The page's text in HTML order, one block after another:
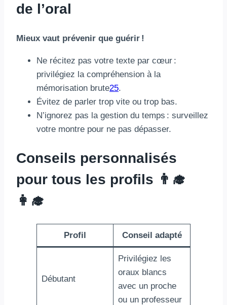
de l’oral
Mieux vaut prévenir que guérir !
Ne récitez pas votre texte par cœur :
privilégiez la compréhension à la
mémorisation brute25.
Évitez de parler trop vite ou trop bas.
N’ignorez pas la gestion du temps : surveillez
votre montre pour ne pas dépasser.
Conseils personnalisés
pour tous les profils 👨‍🎓
👩‍🎓
Profil Conseil adapté
Débutant
Privilégiez les
oraux blancs
avec un proche
ou un professeur